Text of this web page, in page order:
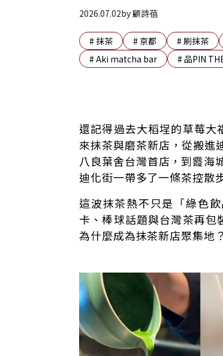
2026.07.02by顧詩蓓
# 抹茶 #京都 #刷抹茶
#Aki matcha bar #品PIN
手刷抹茶為何爆紅？大谷翔平、
抹茶為什麼要用刷的？源自粉末
大稻埕抹茶店為何越開越多？大
抹茶經濟不只喝飲料 賣的是儀
FAQ｜刷抹茶常見問題
還記得過去大稻埕的草莓大
來抹茶與磨茶新店，從搬
八良葉舍台灣首店，到霞海
迪化街一帶多了一條茶控散
這波抹茶熱不只是「綠色
卡、棒球話題與台灣茶再包
為什麼成為抹茶新店聚集地？